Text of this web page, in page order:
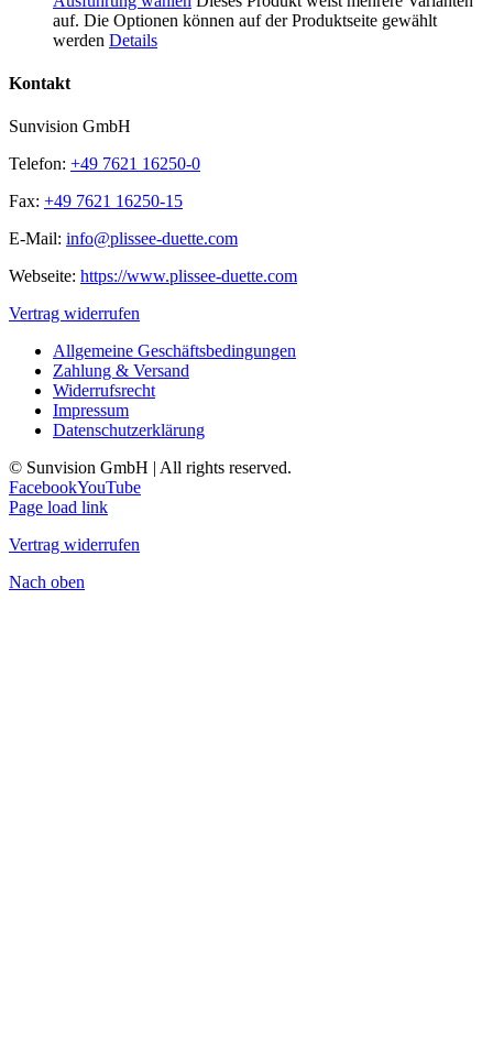
auf. Die Optionen können auf der Produktseite gewählt
werden Details
Kontakt
Sunvision GmbH
Telefon: +49 7621 16250-0
Fax: +49 7621 16250-15
E-Mail: info@plissee-duette.com
Webseite: https://www.plissee-duette.com
Vertrag widerrufen
Allgemeine Geschäftsbedingungen
Zahlung & Versand
Widerrufsrecht
Impressum
Datenschutzerklärung
© Sunvision GmbH | All rights reserved.
FacebookYouTube
Page load link
Vertrag widerrufen
Nach oben